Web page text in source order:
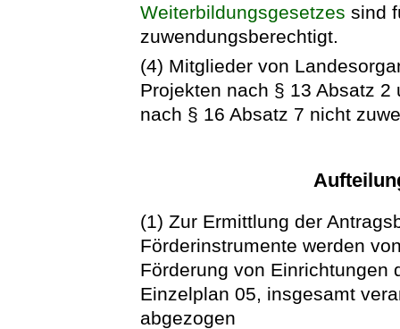
Weiterbildungsgesetzes sind
zuwendungsberechtigt.
(4) Mitglieder von
Projekten nach § 13 Absatz
nach § 16 Absatz 7 nicht
(1) Zur Ermittlung der
Förderinstrumente werden
Förderung von Einrichtungen
Einzelplan 05, insgesamt
abgezogen